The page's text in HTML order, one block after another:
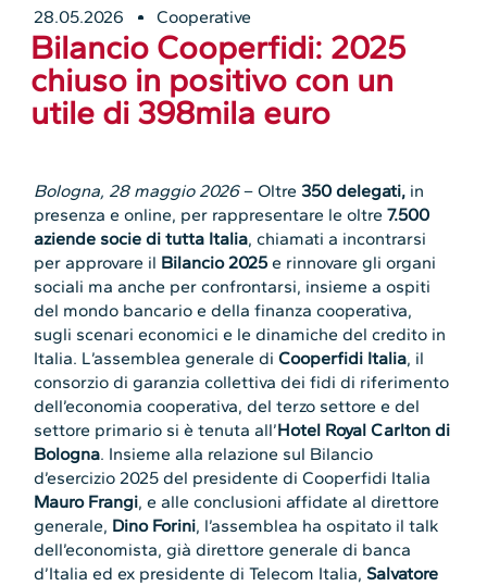
28.05.2026 Cooperative
Bilancio Cooperfidi: 2025
chiuso in positivo con un
utile di 398mila euro
Bologna, 28 maggio 2026– Oltre 350 delegati, in
presenza e online, per rappresentare le oltre7.500
aziende socie di tutta Italia, chiamati a incontrarsi
per approvare il Bilancio 2025e rinnovare gli organi
sociali ma anche per confrontarsi, insieme a ospiti
del mondo bancario e della finanza cooperativa,
sugli scenari economici e le dinamiche del credito in
Italia. L’assemblea generale diCooperfidi Italia, il
consorzio di garanzia collettiva dei fidi di riferimento
dell’economia cooperativa, del terzo settore e del
settore primario si è tenuta all’Hotel Royal Carlton di
Bologna. Insieme alla relazione sul Bilancio
d’esercizio 2025 del presidente di Cooperfidi Italia
Mauro Frangi, e alle conclusioni affidate al direttore
generale, Dino Forini, l’assemblea ha ospitato il talk
dell’economista, già direttore generale di banca
d’Italia ed ex presidente di Telecom Italia, Salvatore